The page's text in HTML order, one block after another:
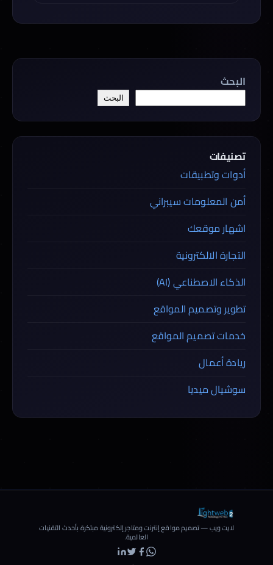
البحث
البحث
تصنيفات
أدوات وتطبيقات
أمن المعلومات سيبراني
اشهار موقعك
التجارة الالكترونية
الذكاء الاصطناعي (AI)
تطوير وتصميم المواقع
خدمات تصميم المواقع
ريادة أعمال
سوشيال ميديا
لايت ويب — تصميم مواقع إنترنت ومتاجر إلكترونية مبتكرة بأحدث التقنيات
العالمية.